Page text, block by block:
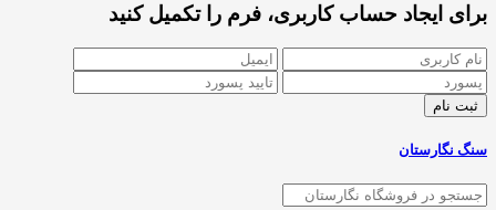
برای ایجاد حساب کاربری، فرم را تکمیل کنید
سنگ نگارستان